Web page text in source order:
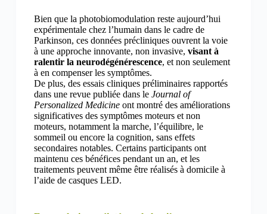
Bien que la photobiomodulation reste aujourd’hui
expérimentale chez l’humain dans le cadre de
Parkinson, ces données précliniques ouvrent la voie
à une approche innovante, non invasive, visant à
ralentir la neurodégénérescence, et non seulement
à en compenser les symptômes.
De plus, des essais cliniques préliminaires rapportés
dans une revue publiée dans le Journal of
Personalized Medicineont montré des améliorations
significatives des symptômes moteurs et non
moteurs, notamment la marche, l’équilibre, le
sommeil ou encore la cognition, sans effets
secondaires notables. Certains participants ont
maintenu ces bénéfices pendant un an, et les
traitements peuvent même être réalisés à domicile à
l’aide de casques LED.